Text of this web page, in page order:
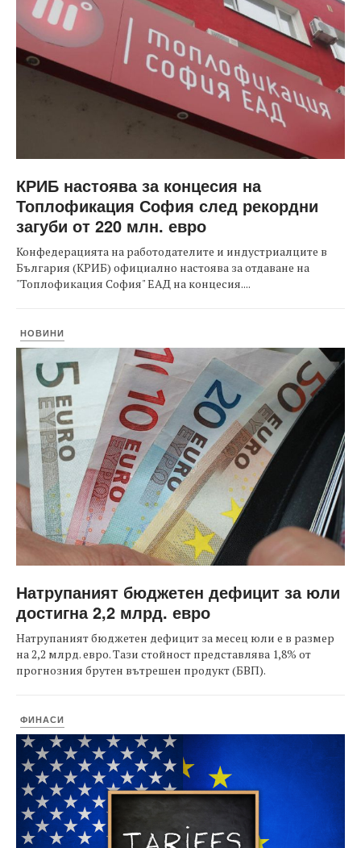
КРИБ настоява за концесия на
Топлофикация София след рекордни
загуби от 220 млн. евро
Конфедерацията на работодателите и индустриалците в
България (КРИБ) официално настоява за отдаване на
"Топлофикация София" ЕАД на концесия....
НОВИНИ
Натрупаният бюджетен дефицит за юли
достигна 2,2 млрд. евро
Натрупаният бюджетен дефицит за месец юли е в размер
на 2,2 млрд. евро. Тази стойност представлява 1,8% от
прогнозния брутен вътрешен продукт (БВП).
ФИНАСИ